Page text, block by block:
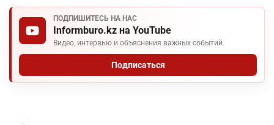
ПОДПИШИТЕСЬ НА НАС
Informburo.kz на YouTube
Видео, интервью и объяснения важных событий.
Подписаться